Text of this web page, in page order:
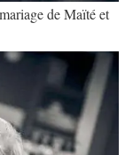
de Maïté et